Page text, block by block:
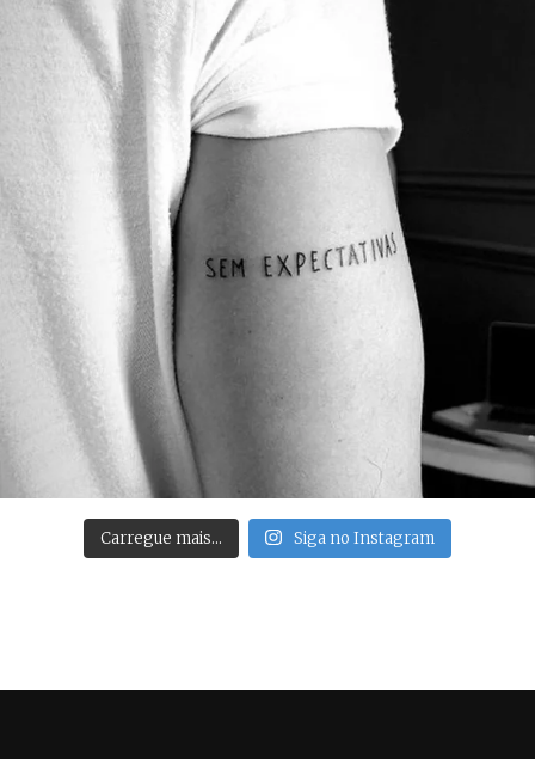
Carregue mais… Siga no Instagram